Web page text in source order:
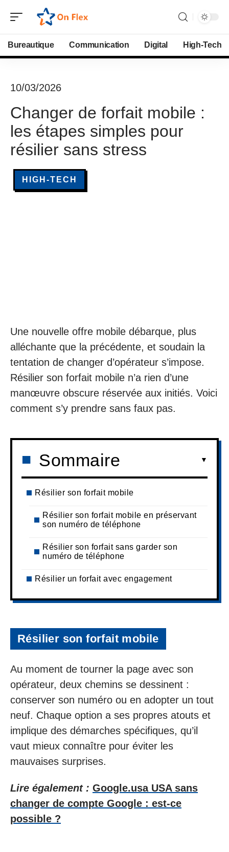
Bureautique Communication Digital High-Tech
10/03/2026
Changer de forfait mobile :
les étapes simples pour
résilier sans stress
HIGH-TECH
Une nouvelle offre mobile débarque, plus
alléchante que la précédente, et soudain la
tentation de changer d’opérateur s’impose.
Résilier son forfait mobile n’a rien d’une
manœuvre obscure réservée aux initiés. Voici
comment s’y prendre sans faux pas.
Sommaire
Résilier son forfait mobile
Résilier son forfait mobile en préservant
son numéro de téléphone
Résilier son forfait sans garder son
numéro de téléphone
Résilier un forfait avec engagement
Résilier son forfait mobile
Au moment de tourner la page avec son
opérateur, deux chemins se dessinent :
conserver son numéro ou en adopter un tout
neuf. Chaque option a ses propres atouts et
implique des démarches spécifiques, qu’il
vaut mieux connaître pour éviter les
mauvaises surprises.
Lire également : Google.usa USA sans
changer de compte Google : est-ce
possible ?